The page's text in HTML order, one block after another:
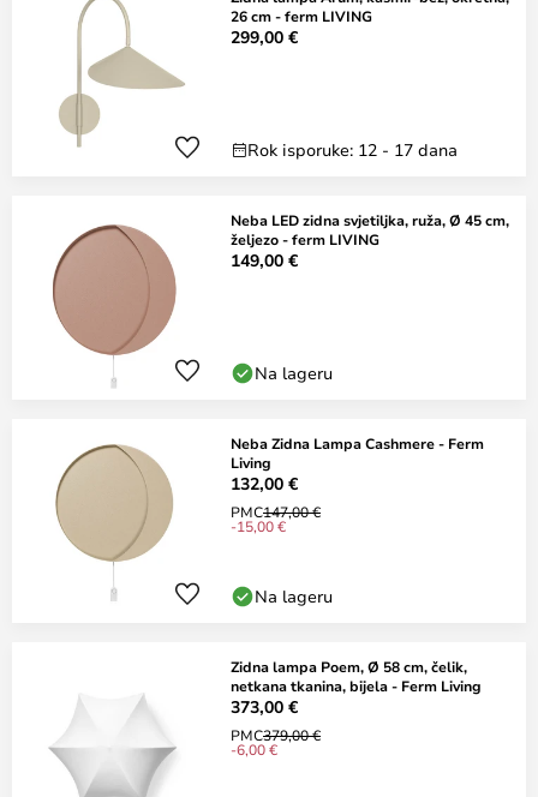
26 cm - ferm LIVING
299,00 €
Rok isporuke: 12 - 17 dana
Neba LED zidna svjetiljka, ruža, Ø 45 cm,
željezo - ferm LIVING
149,00 €
Na lageru
Neba Zidna Lampa Cashmere - Ferm
Living
132,00 €
PMC147,00 €
-15,00 €
Na lageru
Zidna lampa Poem, Ø 58 cm, čelik,
netkana tkanina, bijela - Ferm Living
373,00 €
PMC379,00 €
-6,00 €